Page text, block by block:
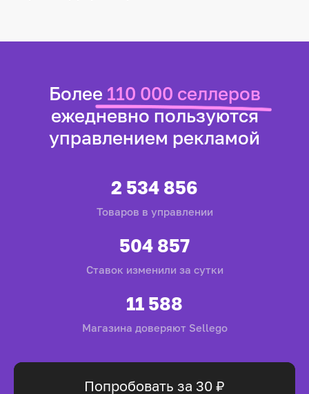
Более 110 000 селлеров
ежедневно пользуются
управлением рекламой
2 534 856
Товаров в управлении
504 857
Ставок изменили за сутки
11 588
Магазина доверяют Sellego
Попробовать за 30 ₽